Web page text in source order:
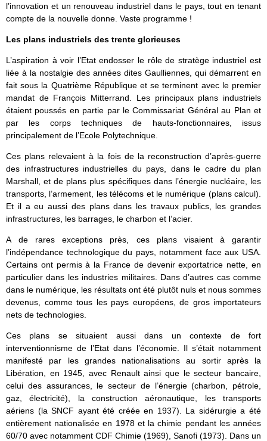
l’innovation et un renouveau industriel dans le pays, tout en tenant
compte de la nouvelle donne. Vaste programme !
Les plans industriels des trente glorieuses
L’aspiration à voir l’Etat endosser le rôle de stratège industriel est
liée à la nostalgie des années dites Gaulliennes, qui démarrent en
fait sous la Quatrième République et se terminent avec le premier
mandat de François Mitterrand. Les principaux plans industriels
étaient poussés en partie par le Commissariat Général au Plan et
par les corps techniques de hauts-fonctionnaires, issus
principalement de l’Ecole Polytechnique.
Ces plans relevaient à la fois de la reconstruction d’après-guerre
des infrastructures industrielles du pays, dans le cadre du plan
Marshall, et de plans plus spécifiques dans l’énergie nucléaire, les
transports, l’armement, les télécoms et le numérique (plans calcul).
Et il a eu aussi des plans dans les travaux publics, les grandes
infrastructures, les barrages, le charbon et l’acier.
A de rares exceptions près, ces plans visaient à garantir
l’indépendance technologique du pays, notamment face aux USA.
Certains ont permis à la France de devenir exportatrice nette, en
particulier dans les industries militaires. Dans d’autres cas comme
dans le numérique, les résultats ont été plutôt nuls et nous sommes
devenus, comme tous les pays européens, de gros importateurs
nets de technologies.
Ces plans se situaient aussi dans un contexte de fort
interventionnisme de l’Etat dans l’économie. Il s’était notamment
manifesté par les grandes nationalisations au sortir après la
Libération, en 1945, avec Renault ainsi que le secteur bancaire,
celui des assurances, le secteur de l’énergie (charbon, pétrole,
gaz, électricité), la construction aéronautique, les transports
aériens (la SNCF ayant été créée en 1937). La sidérurgie a été
entièrement nationalisée en 1978 et la chimie pendant les années
60/70 avec notamment CDF Chimie (1969), Sanofi (1973). Dans un